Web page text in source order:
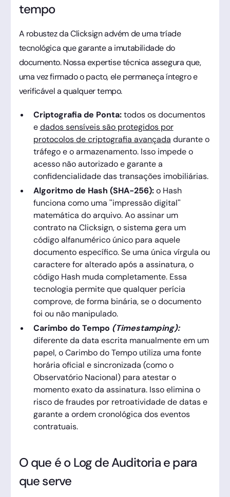
tempo
A robustez da Clicksign advém de uma tríade
tecnológica que garante a imutabilidade do
documento. Nossa expertise técnica assegura que,
uma vez firmado o pacto, ele permaneça íntegro e
verificável a qualquer tempo.
Criptografia de Ponta:todos os documentos
edados sensíveis são protegidos por
protocolos de criptografia avançada durante o
tráfego e o armazenamento. Isso impede o
acesso não autorizado e garante a
confidencialidade das transações imobiliárias.
Algoritmo de Hash (SHA-256):o Hash
funciona como uma "impressão digital"
matemática do arquivo. Ao assinar um
contrato na Clicksign, o sistema gera um
código alfanumérico único para aquele
documento específico. Se uma única vírgula ou
caractere for alterado após a assinatura, o
código Hash muda completamente. Essa
tecnologia permite que qualquer perícia
comprove, de forma binária, se o documento
foi ou não manipulado.
Carimbo do Tempo (Timestamping):
diferente da data escrita manualmente em um
papel, o Carimbo do Tempo utiliza uma fonte
horária oficial e sincronizada (como o
Observatório Nacional) para atestar o
momento exato da assinatura. Isso elimina o
risco de fraudes por retroatividade de datas e
garante a ordem cronológica dos eventos
contratuais.
O que é o Log de Auditoria e para
que serve